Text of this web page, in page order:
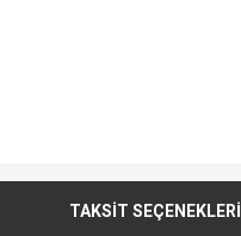
TAKSİT SEÇENEKLERİ